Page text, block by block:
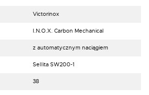
Victorinox
I.N.O.X. Carbon Mechanical
z automatycznym naciągiem
Sellita SW200-1
38